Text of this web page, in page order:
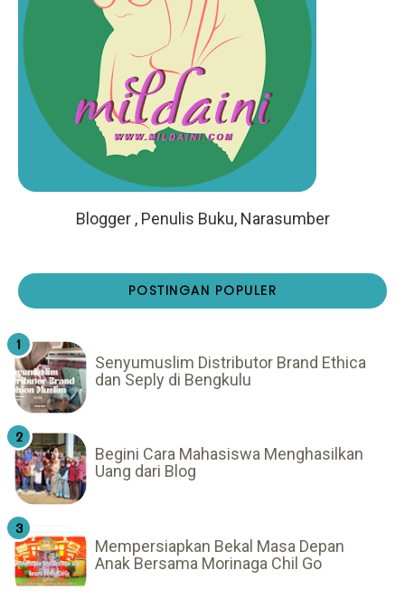
Blogger , Penulis Buku, Narasumber
POSTINGAN POPULER
Senyumuslim Distributor Brand Ethica
dan Seply di Bengkulu
Begini Cara Mahasiswa Menghasilkan
Uang dari Blog
Mempersiapkan Bekal Masa Depan
Anak Bersama Morinaga Chil Go